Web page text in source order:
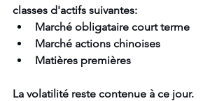
classes d'actifs suivantes:
Marché obligataire court terme
Marché actions chinoises
Matières premières
La volatilité reste contenue à ce jour.